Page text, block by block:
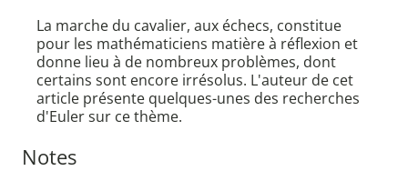
La marche du cavalier, aux échecs, constitue
pour les mathématiciens matière à réflexion et
donne lieu à de nombreux problèmes, dont
certains sont encore irrésolus. L'auteur de cet
article présente quelques-unes des recherches
d'Euler sur ce thème.
Notes